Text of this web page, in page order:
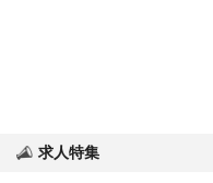
求人特集